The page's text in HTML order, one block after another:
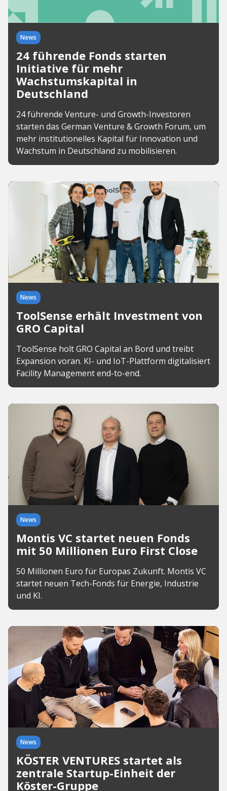
News
24 führende Fonds starten
Initiative für mehr
Wachstumskapital in
Deutschland
24 führende Venture- und Growth-Investoren
starten das German Venture & Growth Forum, um
mehr institutionelles Kapital für Innovation und
Wachstum in Deutschland zu mobilisieren.
News
ToolSense erhält Investment von
GRO Capital
ToolSense holt GRO Capital an Bord und treibt
Expansion voran. KI- und IoT-Plattform digitalisiert
Facility Management end-to-end.
News
Montis VC startet neuen Fonds
mit 50 Millionen Euro First Close
50 Millionen Euro für Europas Zukunft. Montis VC
startet neuen Tech-Fonds für Energie, Industrie
und KI.
News
KÖSTER VENTURES startet als
zentrale Startup-Einheit der
Köster-Gruppe